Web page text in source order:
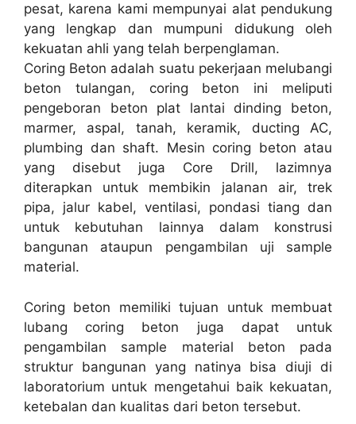
pesat, karena kami mempunyai alat pendukung
yang lengkap dan mumpuni didukung oleh
kekuatan ahli yang telah berpenglaman.
Coring Beton adalah suatu pekerjaan melubangi
beton tulangan, coring beton ini meliputi
pengeboran beton plat lantai dinding beton,
marmer, aspal, tanah, keramik, ducting AC,
plumbing dan shaft. Mesin coring beton atau
yang disebut juga Core Drill, lazimnya
diterapkan untuk membikin jalanan air, trek
pipa, jalur kabel, ventilasi, pondasi tiang dan
untuk kebutuhan lainnya dalam konstrusi
bangunan ataupun pengambilan uji sample
material.
Coring beton memiliki tujuan untuk membuat
lubang coring beton juga dapat untuk
pengambilan sample material beton pada
struktur bangunan yang natinya bisa diuji di
laboratorium untuk mengetahui baik kekuatan,
ketebalan dan kualitas dari beton tersebut.